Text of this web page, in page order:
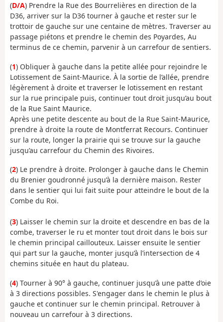
(D/A) Prendre la Rue des Bourrelières en direction de la
D36, arriver sur la D36 tourner à gauche et rester sur le
trottoir de gauche sur une centaine de mètres. Traverser au
passage piétons et prendre le chemin des Poyardes, Au
terminus de ce chemin, parvenir à un carrefour de sentiers.
(1) Obliquer à gauche dans la petite allée pour rejoindre le
Lotissement de Saint-Maurice. À la sortie de l’allée, prendre
légèrement à droite et traverser le lotissement en restant
sur la rue principale puis, continuer tout droit jusqu’au bout
de la Rue Saint Maurice.
Après une petite descente au bout de la Rue Saint-Maurice,
prendre à droite la route de Montferrat Recours. Continuer
sur la route, longer la prairie qui se trouve sur la gauche
jusqu’au carrefour du Chemin des Rivoires.
(2) Le prendre à droite. Prolonger à gauche dans le Chemin
du Brenier goudronné jusqu’à la dernière maison. Rester
dans le sentier qui lui fait suite pour atteindre le bout de la
Combe du Roi.
(3) Laisser le chemin sur la droite et descendre en bas de la
combe, traverser le ru et monter tout droit dans le bois sur
le chemin principal caillouteux. Laisser ensuite le sentier
qui part sur la gauche, monter jusqu’à l’intersection de 4
chemins située en haut du plateau.
(4) Tourner à 90° à gauche, continuer jusqu’à une patte d’oie
à 3 directions possibles. S'engager dans le chemin le plus à
gauche et continuer sur le chemin principal. Retrouver à
nouveau un carrefour à 3 directions.